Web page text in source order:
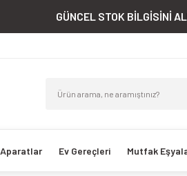
GÜNCEL STOK BİLGİSİNİ
Aparatlar Ev Gereçleri Mutfak